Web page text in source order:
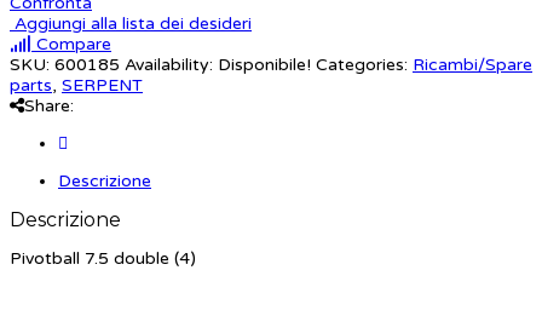
Aggiungi alla lista dei desideri
Compare
SKU: 600185 Availability: Disponibile! Categories: Ricambi/Spare
parts, SERPENT
Share:
Descrizione
Descrizione
Pivotball 7.5 double (4)